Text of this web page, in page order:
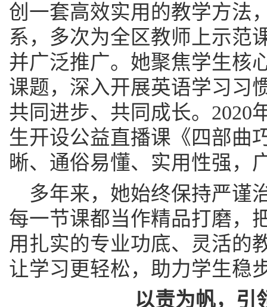
创一套高效实用的教学方法
系，多次为全区教师上示范
并广泛推广。她聚焦学生核
课题，深入开展英语学习习
共同进步、共同成长。2020
生开设公益直播课《四部曲
晰、通俗易懂、实用性强，
多年来，她始终保持严谨
每一节课都当作精品打磨，
用扎实的专业功底、灵活的
让学习更轻松，助力学生稳
以责为帆，引